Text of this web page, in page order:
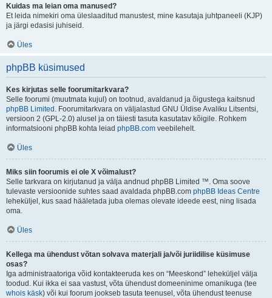
Kuidas ma leian oma manused?
Et leida nimekiri oma üleslaaditud manustest, mine kasutaja juhtpaneeli (KJP)
ja järgi edasisi juhiseid.
Üles
phpBB küsimused
Kes kirjutas selle foorumitarkvara?
Selle foorumi (muutmata kujul) on tootnud, avaldanud ja õigustega kaitsnud
phpBB Limited . Foorumitarkvara on väljalastud GNU Üldise Avaliku Litsentsi,
versioon 2 (GPL-2.0) alusel ja on täiesti tasuta kasutatav kõigile. Rohkem
informatsiooni phpBB kohta leiad phpBB.com veebilehelt.
Üles
Miks siin foorumis ei ole X võimalust?
Selle tarkvara on kirjutanud ja välja andnud phpBB Limited ™. Oma soove
tulevaste versioonide suhtes saad avaldada phpBB.com phpBB Ideas Centre
leheküljel, kus saad hääletada juba olemas olevate ideede eest, ning lisada
oma.
Üles
Kellega ma ühendust võtan solvava materjali ja/või juriidilise küsimuse
osas?
Iga administraatoriga võid kontakteeruda kes on “Meeskond” leheküljel välja
toodud. Kui ikka ei saa vastust, võta ühendust domeeninime omanikuga (tee
whois käsk) või kui foorum jookseb tasuta teenusel, võta ühendust teenuse